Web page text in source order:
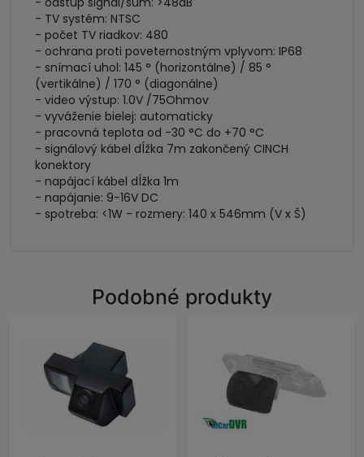
- TV systém: NTSC
- počet TV riadkov: 480
- ochrana proti poveternostným vplyvom: IP68
- snímací uhol: 145 ° (horizontálne) / 85 °
(vertikálne) / 170 ° (diagonálne)
- video výstup: 1.0V /75Ohmov
- vyváženie bielej: automaticky
- pracovná teplota od -30 °C do +70 °C
- signálový kábel dĺžka 7m zakončený CINCH
konektory
- napájací kábel dĺžka 1m
- napájanie: 9-16V DC
- spotreba: <1W - rozmery: 140 x 546mm (V x Š)
Podobné produkty